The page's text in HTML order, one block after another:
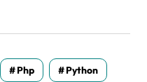
Php Python